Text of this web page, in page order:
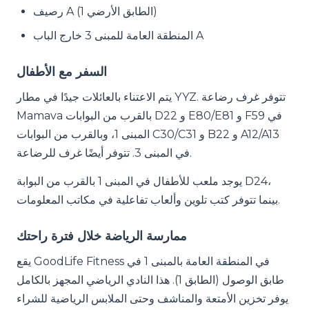
رصيف A (الطابق الأرضي 1)
المنطقة العامة للمبنى 3 خارج الباب A
السفر مع الأطفال
يتم الاعتناء بالعائلات جيدًا في مطار YYZ. تتوفر غرف رضاعة
Mamava بالقرب من البوابات D22 و E80/E81 و F59 في
المبنى 1، وبالقرب من البوابات C30/C31 و B22 و A12/A13
في المبنى 3. تتوفر أيضًا غرف للرضاعة.
يوجد ملعب للأطفال في المبنى 1 بالقرب من البوابة D24،
بينما تتوفر كتب تلوين وألعاب تفاعلية في مكاتب المعلومات.
ممارسة الرياضة خلال فترة راحتك
يقع GoodLife Fitness في المنطقة العامة بالمبنى 1 في
طابق الوصول (الطابق 1). هذا النادي الرياضي المجهز بالكامل
يوفر تخزين الأمتعة والمناشف وحتى الملابس الرياضية للشراء